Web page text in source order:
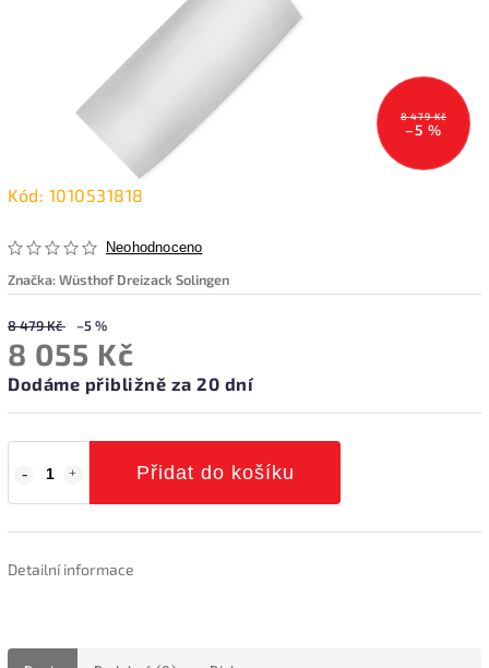
8 479 Kč
–5 %
Kód: 1010531818
Neohodnoceno
Značka:Wüsthof Dreizack Solingen
8 479 Kč –5 %
8 055 Kč
Dodáme přibližně za 20 dní
Přidat do košíku
Detailní informace